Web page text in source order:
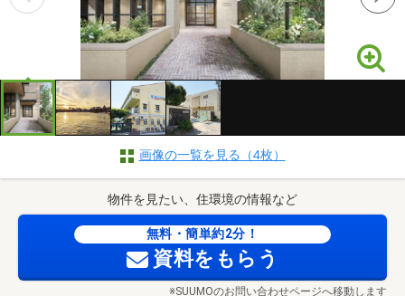
画像の一覧を見る（4枚）
物件を見たい、住環境の情報など
無料・簡単約2分！
資料をもらう
※SUUMOのお問い合わせページへ移動します